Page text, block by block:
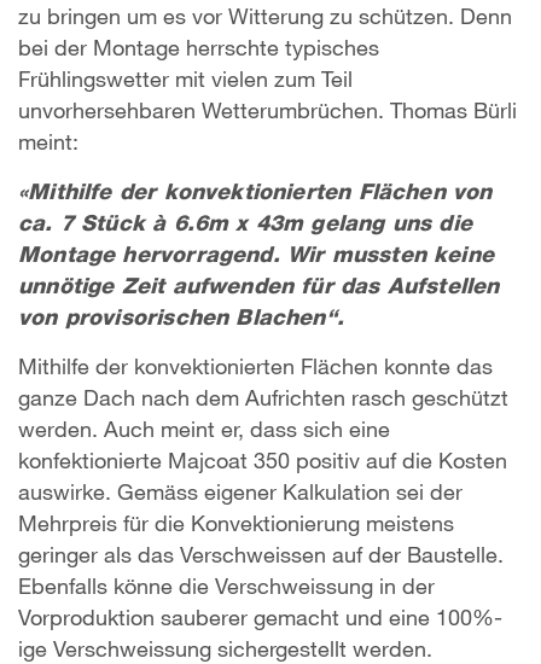
zu bringen um es vor Witterung zu schützen. Denn
bei der Montage herrschte typisches
Frühlingswetter mit vielen zum Teil
unvorhersehbaren Wetterumbrüchen. Thomas Bürli
meint:
«Mithilfe der konvektionierten Flächen von
ca. 7 Stück à 6.6m x 43m gelang uns die
Montage hervorragend. Wir mussten keine
unnötige Zeit aufwenden für das Aufstellen
von provisorischen Blachen“.
Mithilfe der konvektionierten Flächen konnte das
ganze Dach nach dem Aufrichten rasch geschützt
werden. Auch meint er, dass sich eine
konfektionierte Majcoat 350 positiv auf die Kosten
auswirke. Gemäss eigener Kalkulation sei der
Mehrpreis für die Konvektionierung meistens
geringer als das Verschweissen auf der Baustelle.
Ebenfalls könne die Verschweissung in der
Vorproduktion sauberer gemacht und eine 100%-
ige Verschweissung sichergestellt werden.